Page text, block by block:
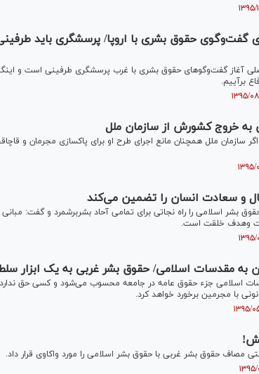
گفت‌وگوی حقوق بشری با اروپا/ پرسشگری باید
آغاز گفت‌وگوهای حقوق بشری با غرب پرسشگری طرفینی است و
برآییم.
به خروج کشورش از سازمان ملل
سازمان ملل همچنان مانع اجرای طرح او برای پاکسازی مجرمان و
و سعادت انسان را تضمین می‌کند
بشر اسلامی را راه نجاتی برای تمامی آحاد بشربرشمرد و گفت:
وهدف خلقت است.
به مقدسات اسلامی/ حقوق بشر غربی به یک ابزار
اسلامی جزء حقوق عامه در جامعه محسوب می‌شود و کسی حق ندارد
با مجرمین برخورد خواهد کرد.
مصاف حقوق بشر غربی با حقوق بشر اسلامی را مورد واکاوی قرار داد.